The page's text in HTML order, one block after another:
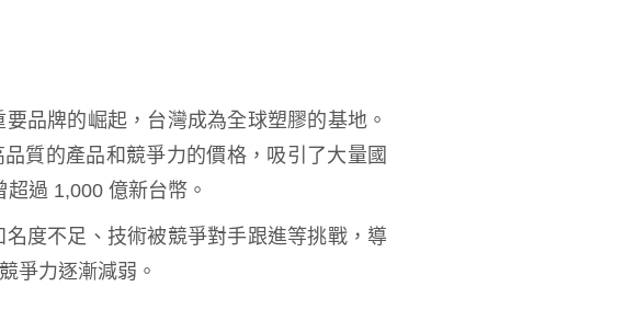
品牌的崛起，台灣成為全球塑膠的基地。
質的產品和競爭力的價格，吸引了大量國
過 1,000 億新台幣。
度不足、技術被競爭對手跟進等挑戰，導
爭力逐漸減弱。